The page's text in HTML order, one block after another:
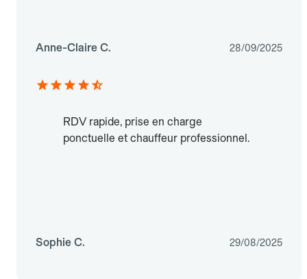
Anne-Claire C. 28/09/2025
RDV rapide, prise en charge
ponctuelle et chauffeur professionnel.
Sophie C. 29/08/2025